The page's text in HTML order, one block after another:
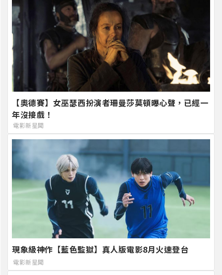
【奧德賽】女巫瑟西扮演者珊曼莎莫頓曝心聲，已經一
年沒接戲！
電影新星聞
現象級神作【藍色監獄】真人版電影8月火速登台
電影新星聞